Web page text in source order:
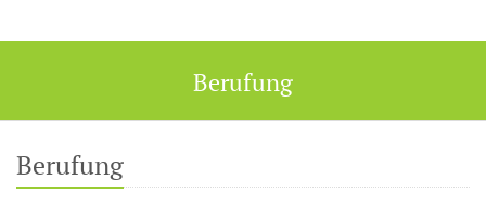
Berufung
Berufung